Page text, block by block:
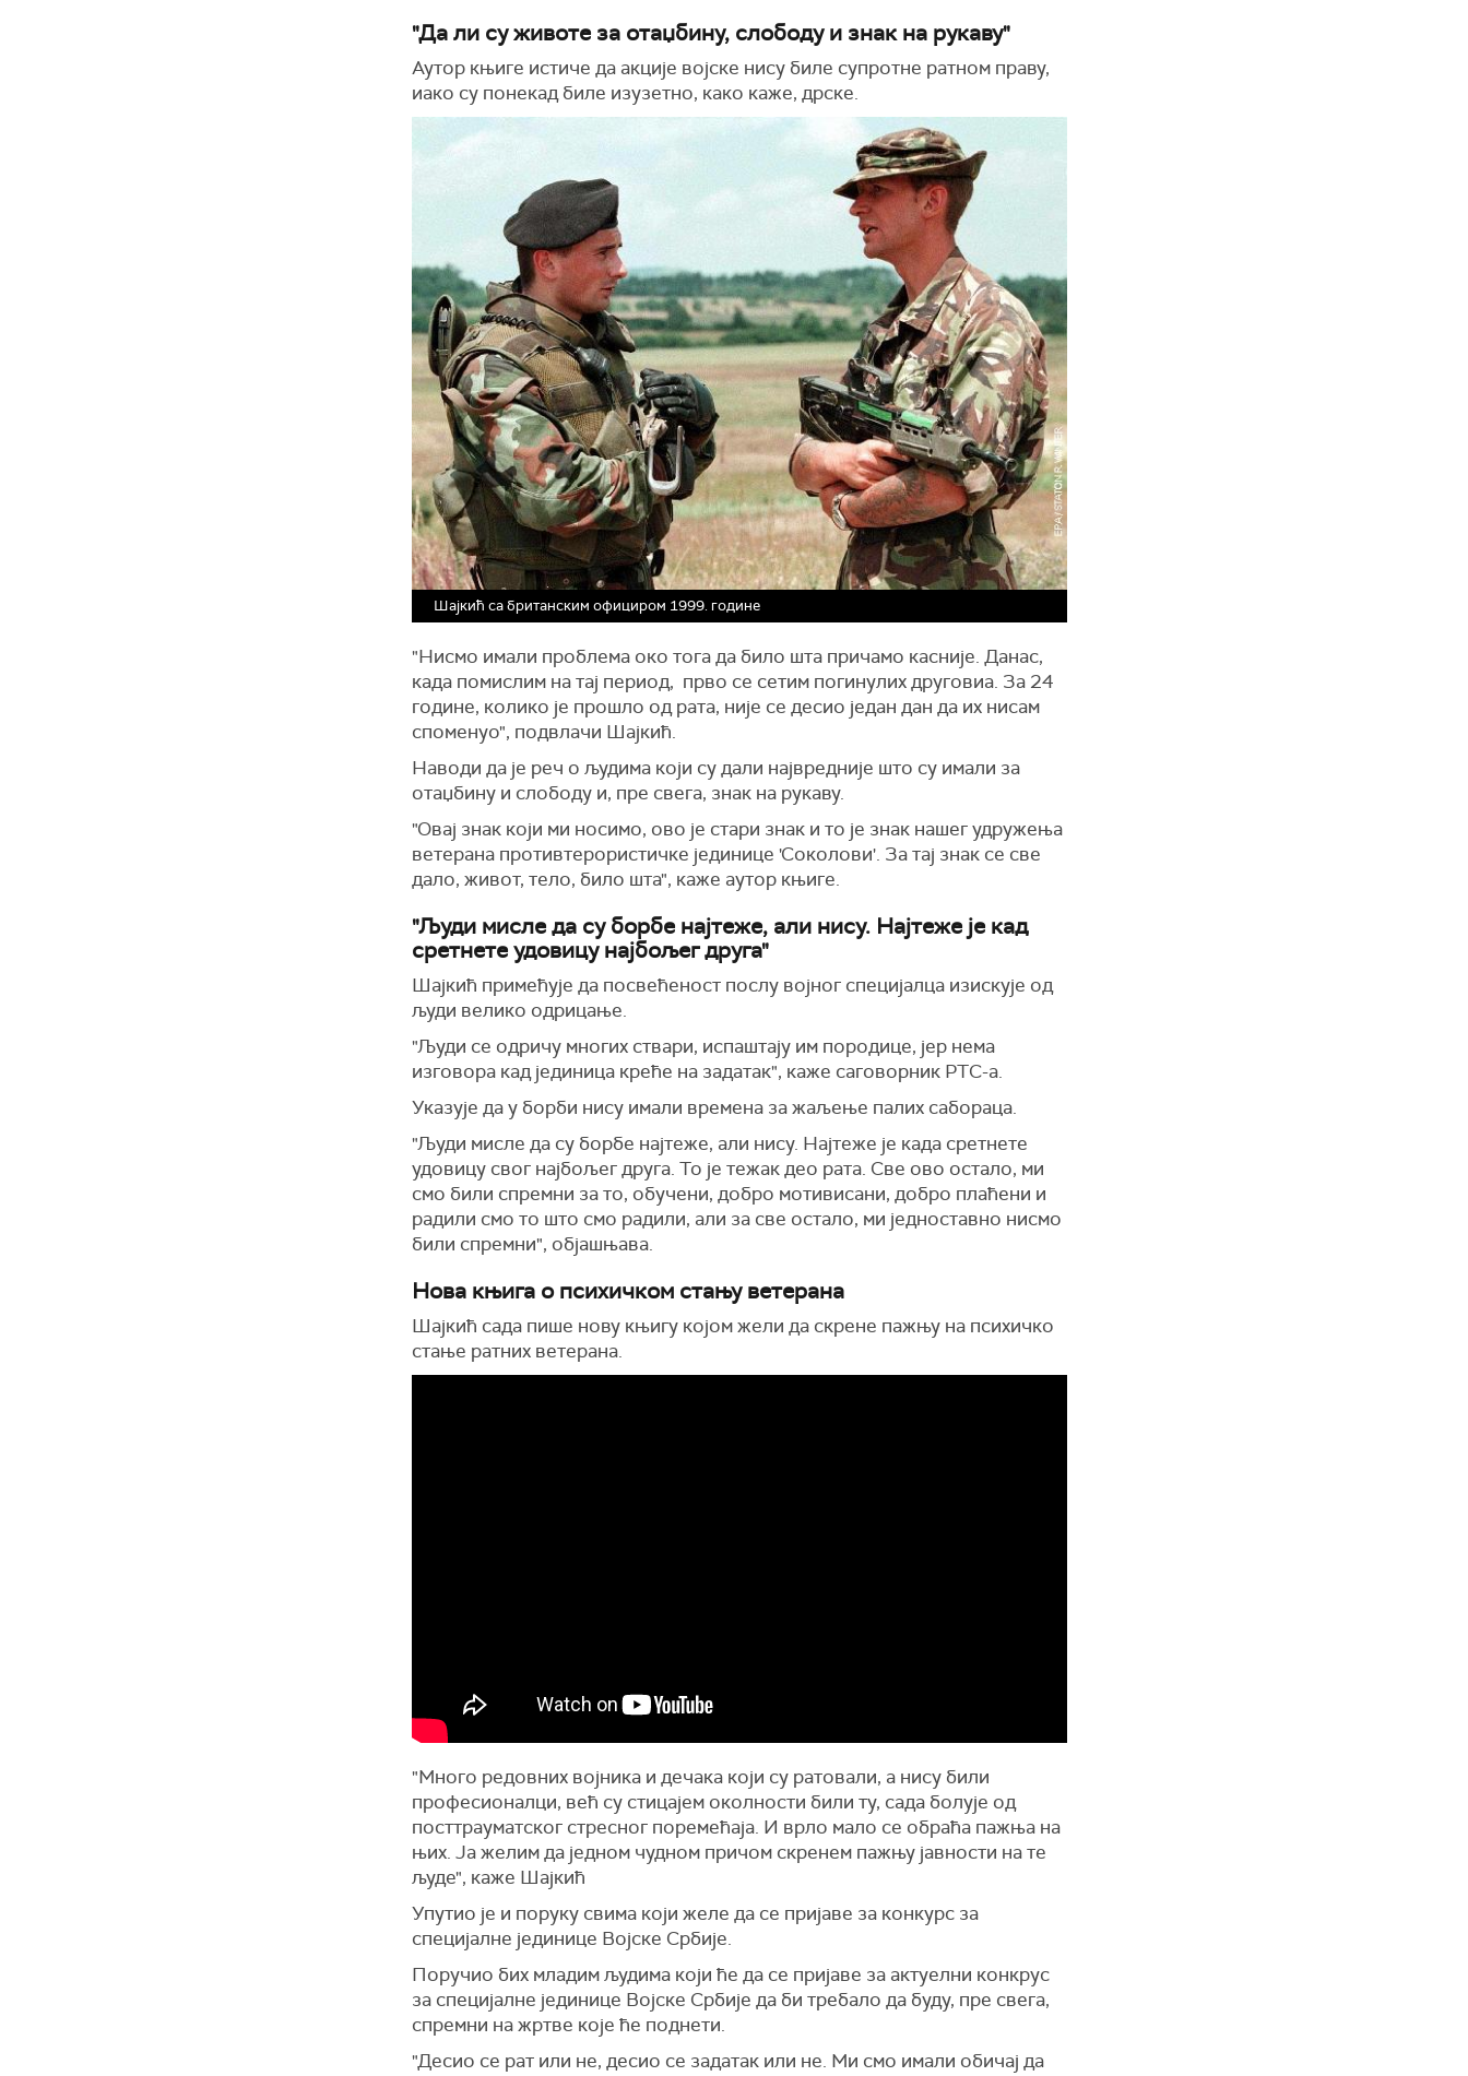
"Да ли су животе за отаџбину, слободу и знак на рукаву"
Аутор књиге истиче да акције војске нису биле супротне ратном праву,
иако су понекад биле изузетно, како каже, дрске.
Шајкић са британским официром 1999. године
"Нисмо имали проблема око тога да било шта причамо касније. Данас,
када помислим на тај период, прво се сетим погинулих друговиа. За 24
године, колико је прошло од рата, није се десио један дан да их нисам
споменуо", подвлачи Шајкић.
Наводи да је реч о људима који су дали највредније што су имали за
отаџбину и слободу и, пре свега, знак на рукаву.
"Овај знак који ми носимо, ово је стари знак и то је знак нашег удружења
ветерана противтерористичке јединице 'Соколови'. За тај знак се све
дало, живот, тело, било шта", каже аутор књиге.
"Људи мисле да су борбе најтеже, али нису. Најтеже је кад
сретнете удовицу најбољег друга"
Шајкић примећује да посвећеност послу војног специјалца изискује од
људи велико одрицање.
"Људи се одричу многих ствари, испаштају им породице, јер нема
изговора кад јединица креће на задатак", каже саговорник РТС-а.
Указује да у борби нису имали времена за жаљење палих сабораца.
"Људи мисле да су борбе најтеже, али нису. Најтеже је када сретнете
удовицу свог најбољег друга. То је тежак део рата. Све ово остало, ми
смо били спремни за то, обучени, добро мотивисани, добро плаћени и
радили смо то што смо радили, али за све остало, ми једноставно нисмо
били спремни", објашњава.
Нова књига о психичком стању ветерана
Шајкић сада пише нову књигу којом жели да скрене пажњу на психичко
стање ратних ветерана.
"Много редовних војника и дечака који су ратовали, а нису били
професионалци, већ су стицајем околности били ту, сада болује од
посттрауматског стресног поремећаја. И врло мало се обраћа пажња на
њих. Ја желим да једном чудном причом скренем пажњу јавности на те
људе", каже Шајкић
Упутио је и поруку свима који желе да се пријаве за конкурс за
специјалне јединице Војске Србије.
Поручио бих младим људима који ће да се пријаве за актуелни конкрус
за специјалне јединице Војске Србије да би требало да буду, пре свега,
спремни на жртве које ће поднети.
"Десио се рат или не, десио се задатак или не. Ми смо имали обичај да